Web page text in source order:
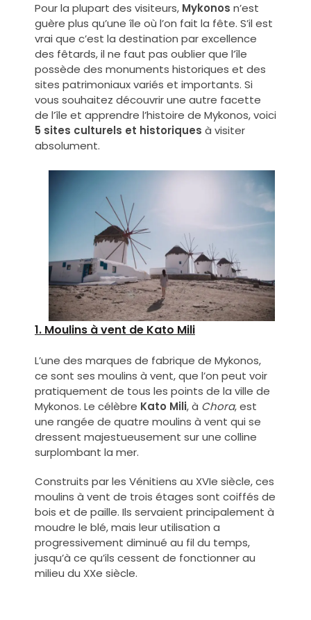
Pour la plupart des visiteurs, Mykonos n’est
guère plus qu’une île où l’on fait la fête. S’il est
vrai que c’est la destination par excellence
des fêtards, il ne faut pas oublier que l’île
possède des monuments historiques et des
sites patrimoniaux variés et importants. Si
vous souhaitez découvrir une autre facette
de l’île et apprendre l’histoire de Mykonos, voici
5 sites culturels et historiques à visiter
absolument.
1. Moulins à vent de Kato Mili
L’une des marques de fabrique de Mykonos,
ce sont ses moulins à vent, que l’on peut voir
pratiquement de tous les points de la ville de
Mykonos. Le célèbre Kato Mili, à Chora, est
une rangée de quatre moulins à vent qui se
dressent majestueusement sur une colline
surplombant la mer.
Construits par les Vénitiens au XVIe siècle, ces
moulins à vent de trois étages sont coiffés de
bois et de paille. Ils servaient principalement à
moudre le blé, mais leur utilisation a
progressivement diminué au fil du temps,
jusqu’à ce qu’ils cessent de fonctionner au
milieu du XXe siècle.